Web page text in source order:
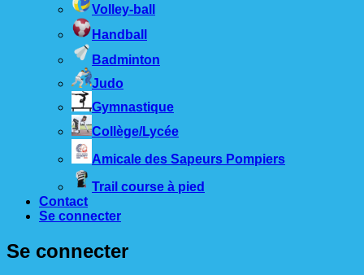
Volley-ball
Handball
Badminton
Judo
Gymnastique
Collège/Lycée
Amicale des Sapeurs Pompiers
Trail course à pied
Contact
Se connecter
Se connecter